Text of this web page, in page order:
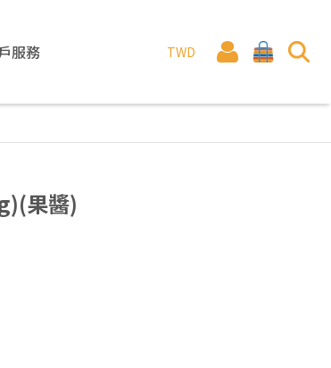
服務 TWD
果醬)